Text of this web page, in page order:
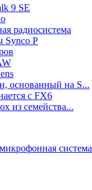
9 SE
радиосистема
Synco P
основанный на S...
с FX6
из семейства...
система